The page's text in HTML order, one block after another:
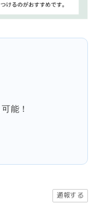
可能！
通報する